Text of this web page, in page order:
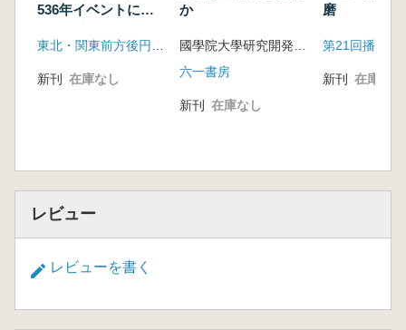
536年イベントにみ
り
新刊 在庫なし
か
六一書房
新刊 在庫なし
磨
新刊 在庫なし
レビュー
レビューを書く